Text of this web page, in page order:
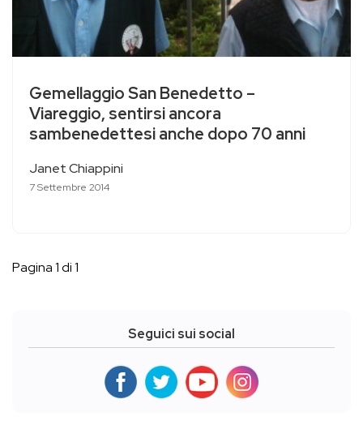
Gemellaggio San Benedetto –
Viareggio, sentirsi ancora
sambenedettesi anche dopo 70 anni
Janet Chiappini
7 Settembre 2014
Pagina 1 di 1
Seguici sui social